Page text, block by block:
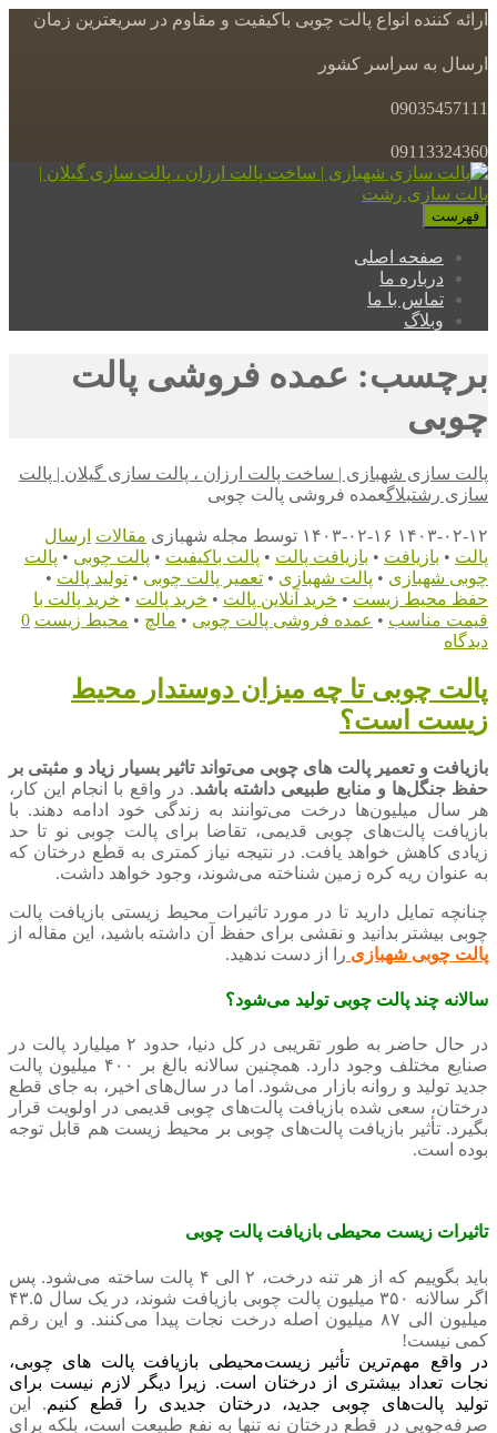
ارائه کننده انواع پالت چوبی باکیفیت و مقاوم در سریعترین زمان
ارسال به سراسر کشور
09035457111
09113324360
فهرست
صفحه اصلی
درباره ما
تماس با ما
وبلاگ
برچسب: عمده فروشی پالت
چوبی
پالت سازی شهبازی | ساخت پالت ارزان ، پالت سازی گیلان | پالت
سازی رشتبلاگعمده فروشی پالت چوبی
۱۴۰۳-۰۲-۱۲ ۱۴۰۳-۰۲-۱۶ توسط مجله شهبازی مقالات ارسال
پالت • بازیافت • بازیافت پالت • پالت باکیفیت • پالت چوبی • پالت
چوبی شهبازی • پالت شهبازی • تعمیر پالت چوبی • تولید پالت •
حفظ محیط زیست • خرید آنلاین پالت • خرید پالت • خرید پالت با
قیمت مناسب • عمده فروشی پالت چوبی • مالچ • محیط زیست 0
دیدگاه
پالت چوبی تا چه میزان دوستدار محیط
زیست است؟
بازیافت و تعمیر پالت های چوبی می‌تواند تاثیر بسیار زیاد و مثبتی بر
حفظ جنگل‌ها و منابع طبیعی داشته باشد. در واقع با انجام این کار،
هر سال میلیون‌ها درخت می‌توانند به زندگی خود ادامه دهند. با
بازیافت پالت‌های چوبی قدیمی، تقاضا برای پالت چوبی نو تا حد
زیادی کاهش خواهد یافت. در نتیجه نیاز کمتری به قطع درختان که
به عنوان ریه کره زمین شناخته می‌شوند، وجود خواهد داشت.
چنانچه تمایل دارید تا در مورد تاثیرات محیط زیستی بازیافت پالت
چوبی بیشتر بدانید و نقشی برای حفظ آن داشته باشید، این مقاله از
پالت چوبی شهبازی را از دست ندهید.
سالانه چند پالت چوبی تولید می‌شود؟
در حال حاضر به طور تقریبی در کل دنیا، حدود ۲ میلیارد پالت در
صنایع مختلف وجود دارد. همچنین سالانه بالغ بر ۴۰۰ میلیون پالت
جدید تولید و روانه بازار می‌شود. اما در سال‌های اخیر، به جای قطع
درختان، سعی شده بازیافت پالت‌های چوبی قدیمی در اولویت قرار
بگیرد. تأثیر بازیافت پالت‌های چوبی بر محیط زیست هم قابل توجه
بوده است.
تاثیرات زیست محیطی بازیافت پالت چوبی
باید بگوییم که از هر تنه درخت، ۲ الی ۴ پالت ساخته می‌شود. پس
اگر سالانه ۳۵۰ میلیون پالت چوبی بازیافت شوند، در یک سال ۴۳.۵
میلیون الی ۸۷ میلیون اصله درخت نجات پیدا می‌کنند. و این رقم
کمی نیست!
در واقع مهم‌ترین تأثیر زیست‌محیطی بازیافت پالت های چوبی،
نجات تعداد بیشتری از درختان است. زیرا دیگر لازم نیست برای
تولید پالت‌های چوبی جدید، درختان جدیدی را قطع کنیم. این
صرفه‌جویی در قطع درختان نه تنها به نفع طبیعت است، بلکه برای